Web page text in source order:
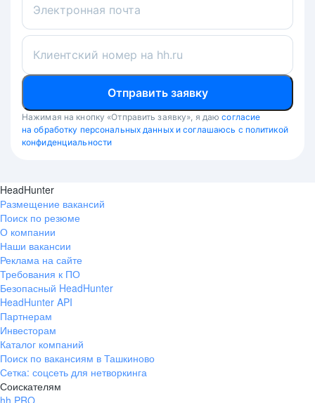
Электронная почта
Клиентский номер на hh.ru
Отправить заявку
Нажимая на кнопку «Отправить заявку», я даю согласие
на обработку персональных данных и соглашаюсь с политикой
конфиденциальности
HeadHunter
Размещение вакансий
Поиск по резюме
О компании
Наши вакансии
Реклама на сайте
Требования к ПО
Безопасный HeadHunter
HeadHunter API
Партнерам
Инвесторам
Каталог компаний
Поиск по вакансиям в Ташкиново
Сетка: соцсеть для нетворкинга
Соискателям
hh PRO